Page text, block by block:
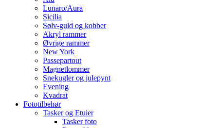
Lunaro/Aura
Sicilia
Sølv-guld og kobber
Akryl rammer
Øvrige rammer
New York
Passepartout
Magnetlommer
Snekugler og julepynt
Evening
Kvadrat
Fototilbehør
Tasker og Etuier
Tasker foto